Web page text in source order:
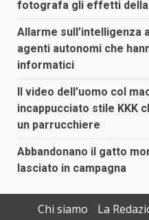
fotografa gli effetti
Allarme sull’intelligenza
agenti autonomi che
informatici
Il video dell’uomo col
incappucciato stile KKK
un parrucchiere
Abbandonano il gatto
lasciato in campagna
Chi siamo
La